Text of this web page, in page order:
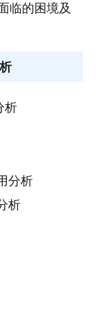
临的困境及
析
分析
析